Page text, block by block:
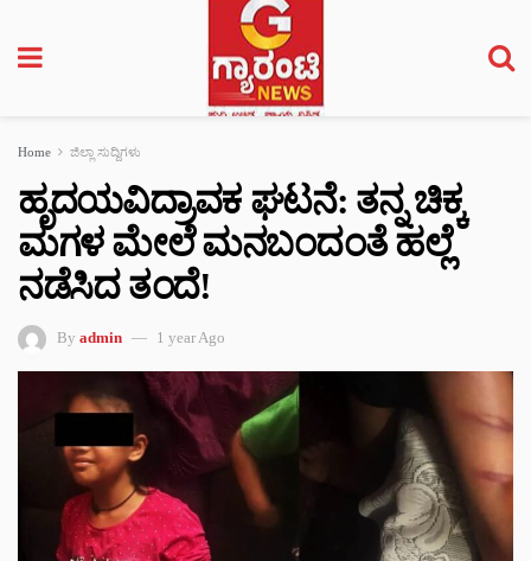
Home ಜಿಲ್ಲಾ ಸುದ್ದಿಗಳು
ಹೃದಯವಿದ್ರಾವಕ ಘಟನೆ: ತನ್ನ ಚಿಕ್ಕ
ಮಗಳ ಮೇಲೆ ಮನಬಂದಂತೆ ಹಲ್ಲೆ
ನಡೆಸಿದ ತಂದೆ!
By admin 1 year Ago